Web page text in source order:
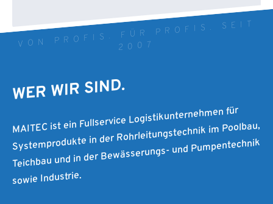
VON PROFIS. FÜR PROFIS. SEIT
2007
WER WIR SIND.
MAITEC ist ein Fullservice Logistikunternehmen für
Systemprodukte in der Rohrleitungstechnik im Poolbau,
Teichbau und in der Bewässerungs- und Pumpentechnik
sowie Industrie.